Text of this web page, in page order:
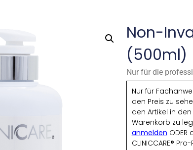
Non-
(500ml)
Nur für die
Nur für
den Preis zu
den Artikel in den
Warenkorb zu
anmelden ODER
CLINICCARE®